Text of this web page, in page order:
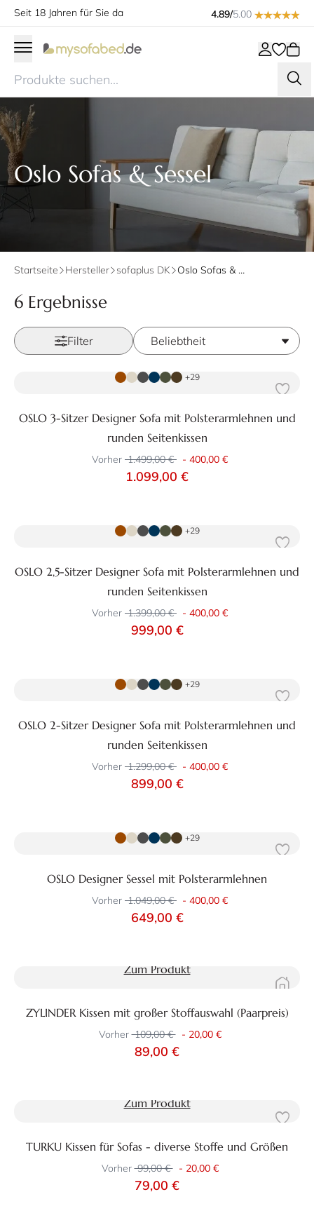
Seit 18 Jahren für Sie da 4.89/5.00
Oslo Sofas & Sessel
Startseite Hersteller sofaplus DK Oslo Sofas & Sessel
6 Ergebnisse
Filter
Zum Produkt
+29
OSLO 3-Sitzer Designer Sofa mit Polsterarmlehnen und
runden Seitenkissen
Vorher 1.499,00 € - 400,00 €
1.099,00 €
+29
OSLO 2,5-Sitzer Designer Sofa mit Polsterarmlehnen und
runden Seitenkissen
Vorher 1.399,00 € - 400,00 €
999,00 €
+29
OSLO 2-Sitzer Designer Sofa mit Polsterarmlehnen und
runden Seitenkissen
Vorher 1.299,00 € - 400,00 €
899,00 €
+29
OSLO Designer Sessel mit Polsterarmlehnen
Vorher 1.049,00 € - 400,00 €
649,00 €
Zum Produkt
ZYLINDER Kissen mit großer Stoffauswahl (Paarpreis)
Vorher 109,00 € - 20,00 €
89,00 €
Zum Produkt
TURKU Kissen für Sofas - diverse Stoffe und Größen
Vorher 99,00 € - 20,00 €
79,00 €